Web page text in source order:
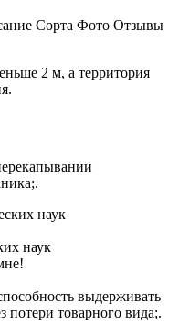
2 м, а территория
наук
выдерживать
потери товарного вида;.